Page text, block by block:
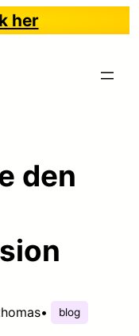
her
den
• blog